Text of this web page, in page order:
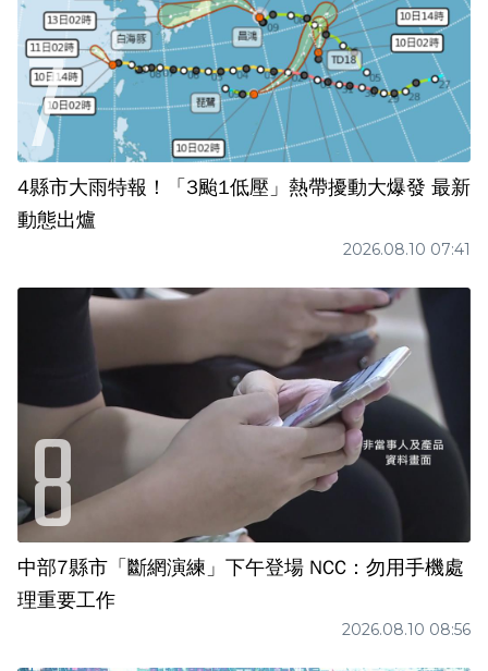
4縣市大雨特報！「3颱1低壓」熱帶擾動大爆發 最新
動態出爐
2026.08.10 07:41
中部7縣市「斷網演練」下午登場 NCC：勿用手機處
理重要工作
2026.08.10 08:56